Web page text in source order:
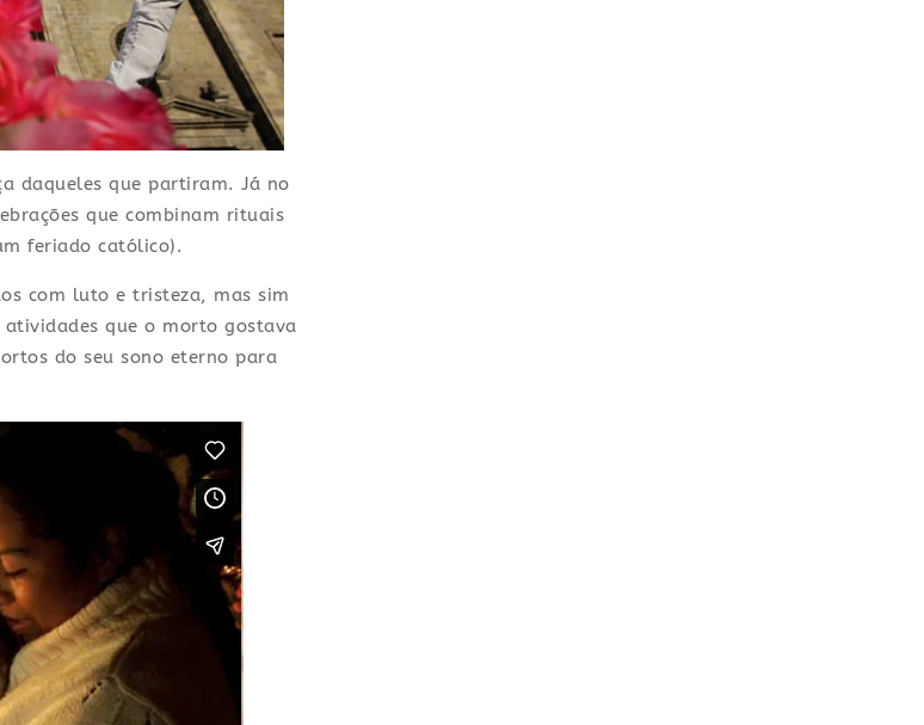
daqueles que partiram. Já no
que combinam rituais
feriado católico).
com luto e tristeza, mas sim
que o morto gostava
do seu sono eterno para